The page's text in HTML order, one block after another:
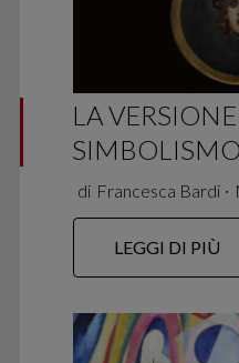
LA
SIMBOLISMO
di Francesca Bardi ∙
LEGGI DI PIÙ